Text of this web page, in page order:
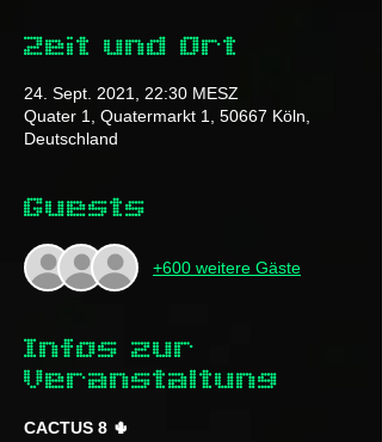
Zeit und Ort
24. Sept. 2021, 22:30 MESZ
Quater 1, Quatermarkt 1, 50667 Köln,
Deutschland
Guests
+600 weitere Gäste
Infos zur
Veranstaltung
CACTUS 8 🌵